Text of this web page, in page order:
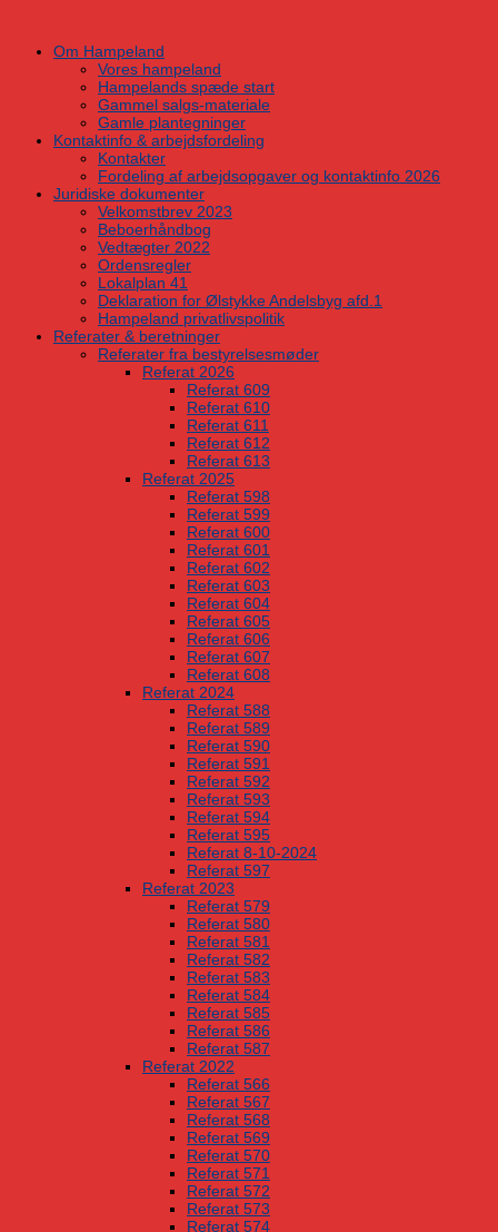
contentOm Hampeland
Vores hampeland
Hampelands spæde start
Gammel salgs-materiale
Gamle plantegninger
Kontaktinfo & arbejdsfordeling
Kontakter
Fordeling af arbejdsopgaver og kontaktinfo 2026
Juridiske dokumenter
Velkomstbrev 2023
Beboerhåndbog
Vedtægter 2022
Ordensregler
Lokalplan 41
Deklaration for Ølstykke Andelsbyg afd.1
Hampeland privatlivspolitik
Referater & beretninger
Referater fra bestyrelsesmøder
Referat 2026
Referat 609
Referat 610
Referat 611
Referat 612
Referat 613
Referat 2025
Referat 598
Referat 599
Referat 600
Referat 601
Referat 602
Referat 603
Referat 604
Referat 605
Referat 606
Referat 607
Referat 608
Referat 2024
Referat 588
Referat 589
Referat 590
Referat 591
Referat 592
Referat 593
Referat 594
Referat 595
Referat 8-10-2024
Referat 597
Referat 2023
Referat 579
Referat 580
Referat 581
Referat 582
Referat 583
Referat 584
Referat 585
Referat 586
Referat 587
Referat 2022
Referat 566
Referat 567
Referat 568
Referat 569
Referat 570
Referat 571
Referat 572
Referat 573
Referat 574